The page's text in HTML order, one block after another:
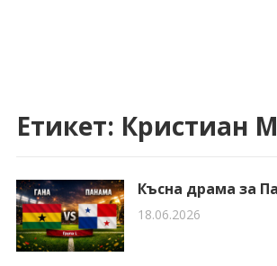
Етикет: Кристиан
Късна драма за
18.06.2026